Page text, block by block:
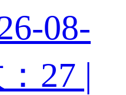
08-
27 |